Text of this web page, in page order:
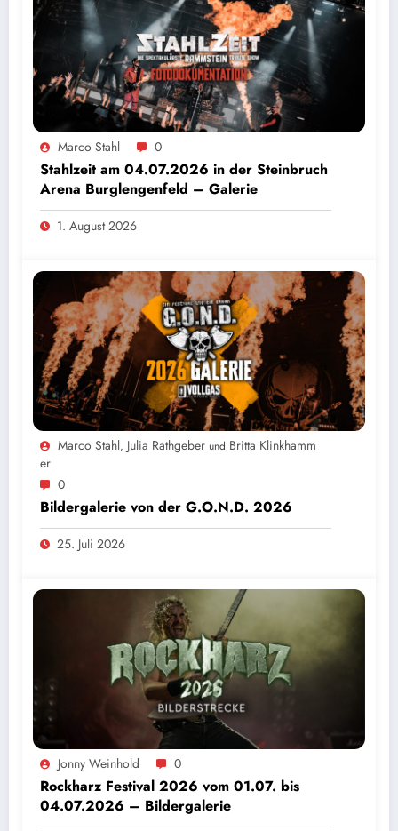
Marco Stahl 0
Stahlzeit am 04.07.2026 in der Steinbruch
Arena Burglengenfeld – Galerie
1. August 2026
Marco Stahl, Julia Rathgeber und Britta Klinkhamm
Er
0
Bildergalerie von der G.O.N.D. 2026
25. Juli 2026
Jonny Weinhold 0
Rockharz Festival 2026 vom 01.07. bis
04.07.2026 – Bildergalerie